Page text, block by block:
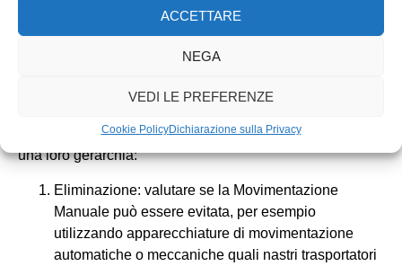
ACCETTARE
NEGA
VEDI LE PREFERENZE
Cookie PolicyDichiarazione sulla Privacy
riducono la produttività e possono essere causa di
Quali sono le misure preventive consigliate?
Le misure preventive applicabili sono diverse ed hanno
una loro gerarchia:
Eliminazione: valutare se la Movimentazione
Manuale può essere evitata, per esempio
utilizzando apparecchiature di movimentazione
automatiche o meccaniche quali nastri trasportatori